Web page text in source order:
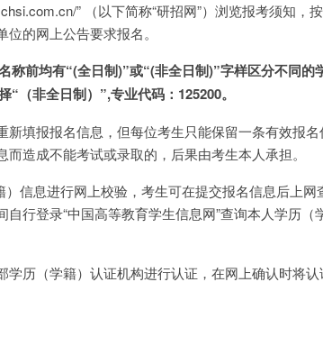
” （以下简称“研招网”）浏览报考须知，
的网上公告要求报名。
称前均有“(全日制)”或“(非全日制)”字样区分不同的
“（非全日制）”,专业代码： 125200。
填报报名信息，但每位考生只能保留一条有效报
造成不能考试或录取的，后果由考生本人承担。
信息进行网上校验，考生可在提交报名信息后上网
自行登录“中国高等教育学生信息网”查询本人学历（
历（学籍）认证机构进行认证，在网上确认时将